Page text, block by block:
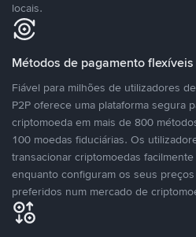
locais.
Métodos de pagamento flexíveis
Fiável para milhões de utilizadores
P2P oferece uma plataforma segura
criptomoeda em mais de 800
100 moedas fiduciárias. Os
transacionar criptomoedas
enquanto configuram os seus
preferidos num mercado de